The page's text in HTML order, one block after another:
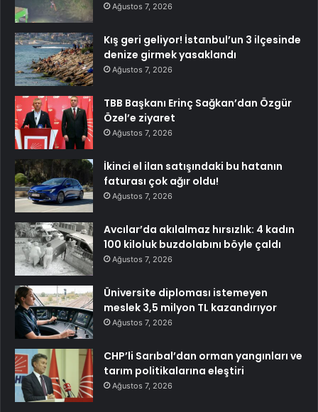
Ağustos 7, 2026
Kış geri geliyor! İstanbul’un 3 ilçesinde
denize girmek yasaklandı
Ağustos 7, 2026
TBB Başkanı Erinç Sağkan’dan Özgür
Özel’e ziyaret
Ağustos 7, 2026
İkinci el ilan satışındaki bu hatanın
faturası çok ağır oldu!
Ağustos 7, 2026
Avcılar’da akılalmaz hırsızlık: 4 kadın
100 kiloluk buzdolabını böyle çaldı
Ağustos 7, 2026
Üniversite diploması istemeyen
meslek 3,5 milyon TL kazandırıyor
Ağustos 7, 2026
CHP’li Sarıbal’dan orman yangınları ve
tarım politikalarına eleştiri
Ağustos 7, 2026